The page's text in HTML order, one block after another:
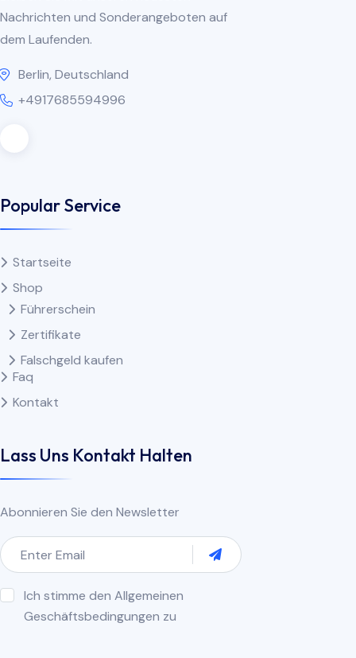
Nachrichten und Sonderangeboten auf
dem Laufenden.
Berlin, Deutschland
+4917685594996
Popular Service
Startseite
Shop
Führerschein
Zertifikate
Falschgeld kaufen
Faq
Kontakt
Lass Uns Kontakt Halten
Abonnieren Sie den Newsletter
Ich stimme den Allgemeinen
Geschäftsbedingungen zu